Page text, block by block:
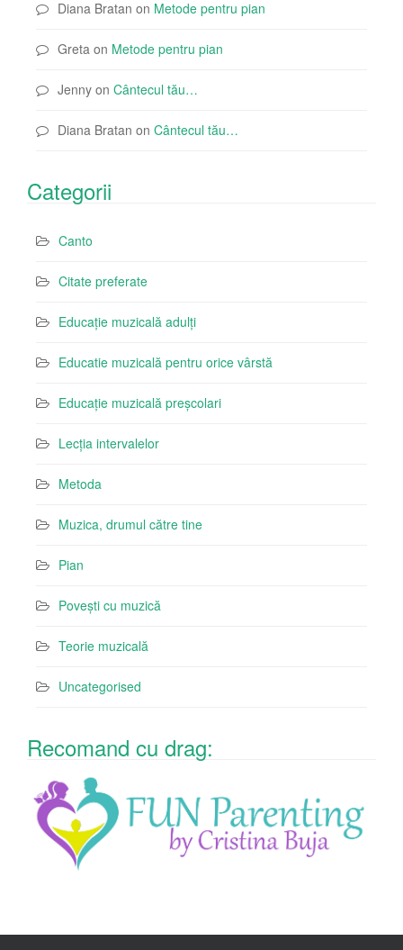
Diana Bratan on Metode pentru pian
Greta on Metode pentru pian
Jenny on Cântecul tău…
Diana Bratan on Cântecul tău…
Categorii
Canto
Citate preferate
Educație muzicală adulți
Educatie muzicală pentru orice vârstă
Educație muzicală preșcolari
Lecția intervalelor
Metoda
Muzica, drumul către tine
Pian
Povești cu muzică
Teorie muzicală
Uncategorised
Recomand cu drag: